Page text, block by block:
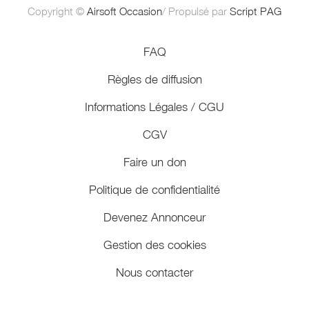
Copyright © Airsoft Occasion/ Propulsé par Script PAG
FAQ
Règles de diffusion
Informations Légales / CGU
CGV
Faire un don
Politique de confidentialité
Devenez Annonceur
Gestion des cookies
Nous contacter